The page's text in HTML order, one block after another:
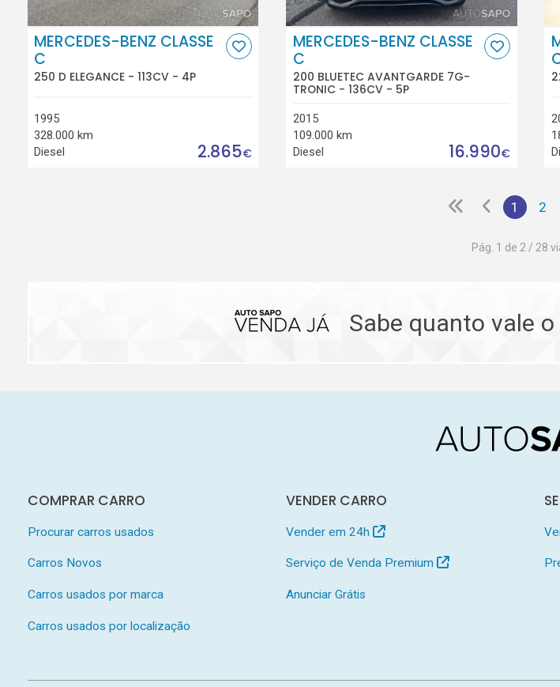
MERCEDES-BENZ CLASSE
C
250 D ELEGANCE - 113CV - 4P
1995
328.000 km
Diesel
2.865€
MERCEDES-BENZ CLASSE
C
200 BLUETEC AVANTGARDE 7G-
TRONIC - 136CV - 5P
2015
109.000 km
Diesel
16.990€
1 2
Pág. 1 de 2 / 28
Sabe quanto vale
COMPRAR CARRO
Procurar carros usados
Carros Novos
Carros usados por marca
Carros usados por localização
VENDER CARRO
Vender em 24h
Serviço de Venda Premium
Anunciar Grátis